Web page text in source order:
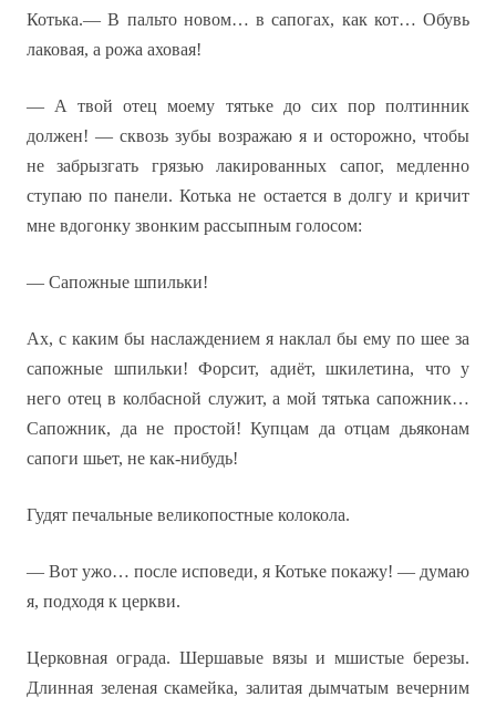
Котька.— В пальто новом… в сапогах, как кот… Обувь
лаковая, а рожа аховая!
— А твой отец моему тятьке до сих пор полтинник
должен! — сквозь зубы возражаю я и осторожно, чтобы
не забрызгать грязью лакированных сапог, медленно
ступаю по панели. Котька не остается в долгу и кричит
мне вдогонку звонким рассыпным голосом:
— Сапожные шпильки!
Ах, с каким бы наслаждением я наклал бы ему по шее за
сапожные шпильки! Форсит, адиёт, шкилетина, что у
него отец в колбасной служит, а мой тятька сапожник…
Сапожник, да не простой! Купцам да отцам дьяконам
сапоги шьет, не как-нибудь!
Гудят печальные великопостные колокола.
— Вот ужо… после исповеди, я Котьке покажу! — думаю
я, подходя к церкви.
Церковная ограда. Шершавые вязы и мшистые березы.
Длинная зеленая скамейка, залитая дымчатым вечерним